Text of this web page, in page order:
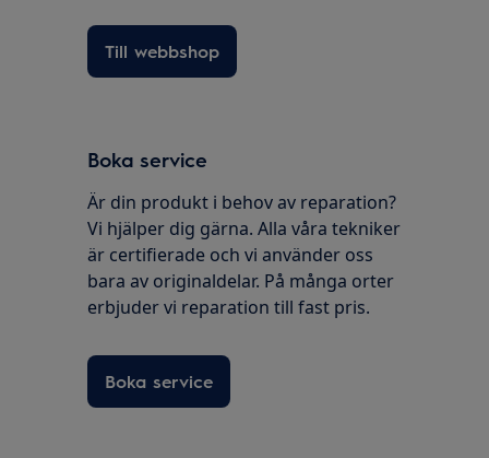
Till webbshop
Boka service
Är din produkt i behov av reparation?
Vi hjälper dig gärna. Alla våra tekniker
är certifierade och vi använder oss
bara av originaldelar. På många orter
erbjuder vi reparation till fast pris.
Boka service